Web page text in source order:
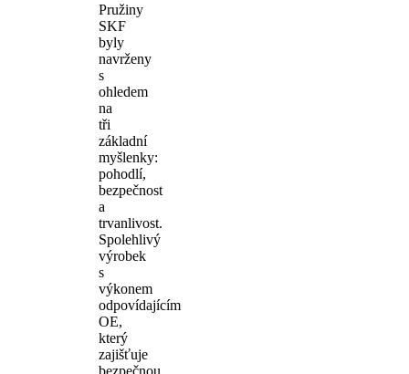
Pružiny
SKF
byly
navrženy
s
ohledem
na
tři
základní
myšlenky:
pohodlí,
bezpečnost
a
trvanlivost.
Spolehlivý
výrobek
s
výkonem
odpovídajícím
OE,
který
zajišťuje
bezpečnou